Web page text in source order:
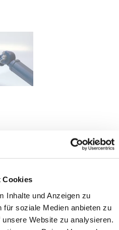
Cookies
Inhalte und Anzeigen zu
für soziale Medien anbieten zu
Website zu analysieren.
instelbaar tussen 0,50 m en 1,00
kinderspel, zelfs van hoge